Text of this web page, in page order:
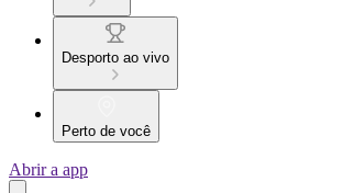
Desporto ao vivo
Perto de você
Abrir a app